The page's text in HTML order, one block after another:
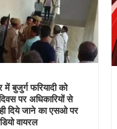
बुजुर्ग फरियादी को
पर अधिकारियों से
दिये जाने का एसओ पर
वायरल